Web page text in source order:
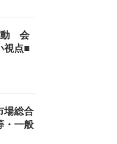
動 会
視点■
場総合
・一般